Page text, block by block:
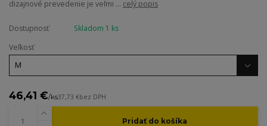
dizajnové prevedenie je veľmi ... celý popis
Dostupnosť
Skladom 1 ks
Veľkosť
46,41 €/ks37,73 €bez DPH
Pridať do košíka